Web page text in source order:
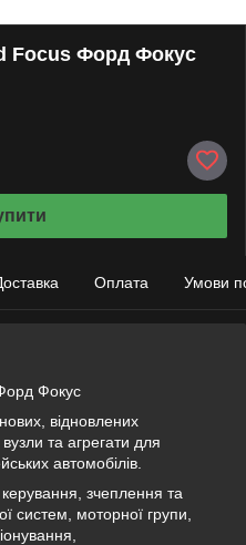
Focus Форд Фокус
Оплата Умови
Фокус
відновлених
та агрегати для
автомобілів.
зчеплення та
систем, моторної групи,